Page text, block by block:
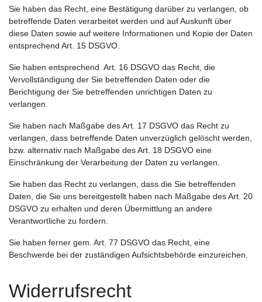
Sie haben das Recht, eine Bestätigung darüber zu verlangen, ob
betreffende Daten verarbeitet werden und auf Auskunft über
diese Daten sowie auf weitere Informationen und Kopie der Daten
entsprechend Art. 15 DSGVO.
Sie haben entsprechend. Art. 16 DSGVO das Recht, die
Vervollständigung der Sie betreffenden Daten oder die
Berichtigung der Sie betreffenden unrichtigen Daten zu
verlangen.
Sie haben nach Maßgabe des Art. 17 DSGVO das Recht zu
verlangen, dass betreffende Daten unverzüglich gelöscht werden,
bzw. alternativ nach Maßgabe des Art. 18 DSGVO eine
Einschränkung der Verarbeitung der Daten zu verlangen.
Sie haben das Recht zu verlangen, dass die Sie betreffenden
Daten, die Sie uns bereitgestellt haben nach Maßgabe des Art. 20
DSGVO zu erhalten und deren Übermittlung an andere
Verantwortliche zu fordern.
Sie haben ferner gem. Art. 77 DSGVO das Recht, eine
Beschwerde bei der zuständigen Aufsichtsbehörde einzureichen.
Widerrufsrecht